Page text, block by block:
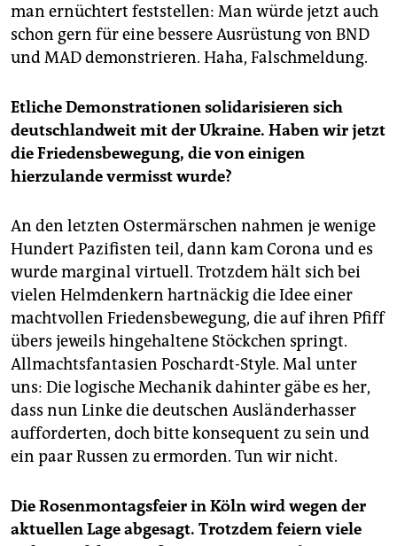
man ernüchtert feststellen: Man würde jetzt auch
schon gern für eine bessere Ausrüstung von BND
und MAD demonstrieren. Haha, Falschmeldung.
Etliche Demonstrationen solidarisieren sich
deutschlandweit mit der Ukraine. Haben wir jetzt
die Friedensbewegung, die von einigen
hierzulande vermisst wurde?
An den letzten Ostermärschen nahmen je wenige
Hundert Pazifisten teil, dann kam Corona und es
wurde marginal virtuell. Trotzdem hält sich bei
vielen Helmdenkern hartnäckig die Idee einer
machtvollen Friedensbewegung, die auf ihren Pfiff
übers jeweils hingehaltene Stöckchen springt.
Allmachtsfantasien Poschardt-Style. Mal unter
uns: Die logische Mechanik dahinter gäbe es her,
dass nun Linke die deutschen Ausländerhasser
aufforderten, doch bitte konsequent zu sein und
ein paar Russen zu ermorden. Tun wir nicht.
Die Rosenmontagsfeier in Köln wird wegen der
aktuellen Lage abgesagt. Trotzdem feiern viele